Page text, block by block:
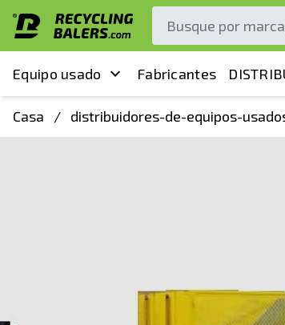
Equipo usado Fabricantes
Casa / distribuidores-de-equipos-